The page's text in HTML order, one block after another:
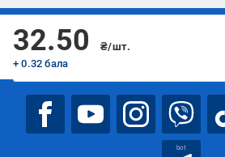
32.50
₴/шт.
+ 0.32 бала
Підписуйтесь, щоб дізнаватись першим
bot